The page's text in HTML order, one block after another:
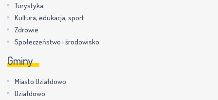
Turystyka
Kultura, edukacja, sport
Zdrowie
Społeczeństwo i środowisko
Gminy
Miasto Działdowo
Działdowo